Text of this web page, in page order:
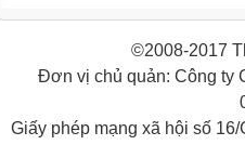
©2008-2017
Đơn vị chủ quản: Công ty
Giấy phép mạng xã hội số